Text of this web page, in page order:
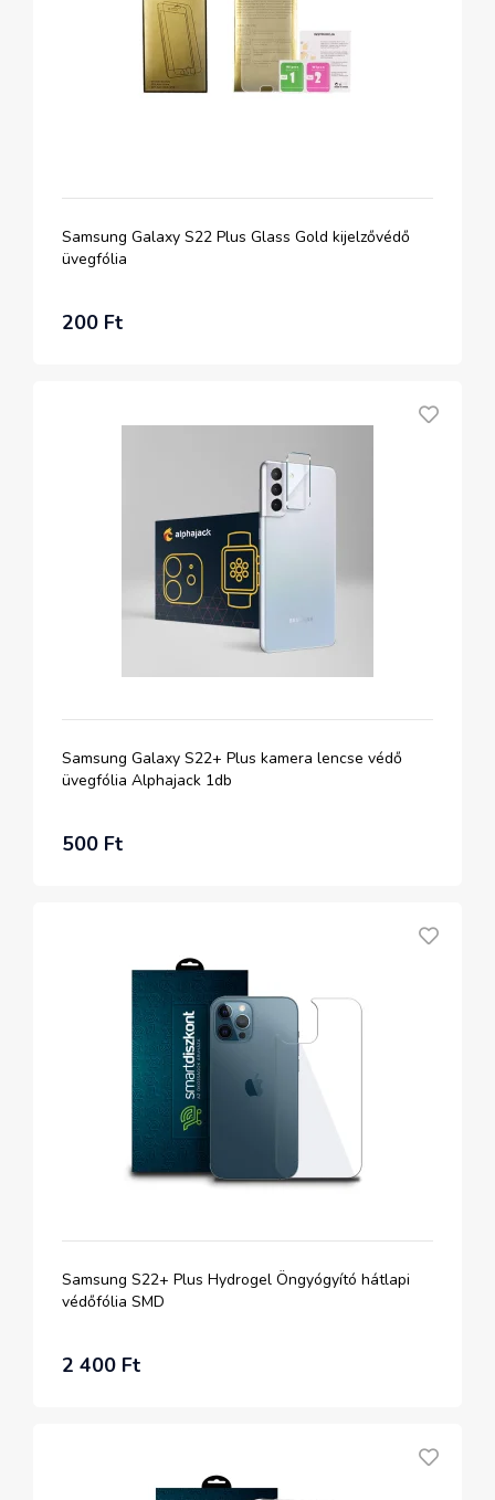
Samsung Galaxy S22 Plus Glass Gold kijelzővédő
üvegfólia
200 Ft
Samsung Galaxy S22+ Plus kamera lencse védő
üvegfólia Alphajack 1db
500 Ft
Samsung S22+ Plus Hydrogel Öngyógyító hátlapi
védőfólia SMD
2 400 Ft